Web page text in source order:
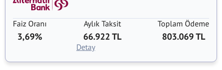
Faiz Oranı
3,69%
Aylık Taksit
66.922 TL
Toplam Ödeme
803.069 TL
Detay